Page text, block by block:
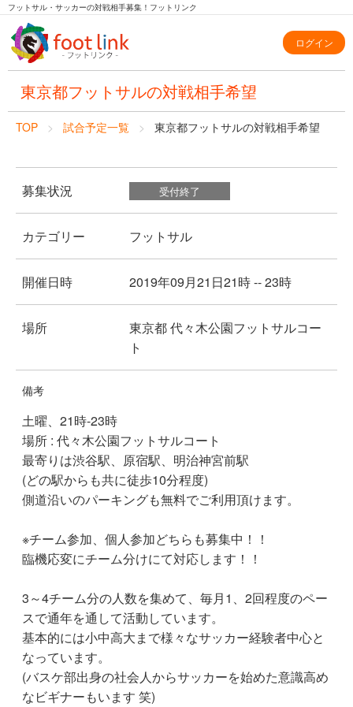
フットサル・サッカーの対戦相手募集！フットリンク
ログイン
東京都フットサルの対戦相手希望
TOP 試合予定一覧 東京都フットサルの対戦相手希望
募集状況 受付終了
カテゴリー フットサル
開催日時 2019年09月21日21時 -- 23時
場所
東京都 代々木公園フットサルコー
ト
備考
土曜、21時-23時
場所 : 代々木公園フットサルコート
最寄りは渋谷駅、原宿駅、明治神宮前駅
(どの駅からも共に徒歩10分程度)
側道沿いのパーキングも無料でご利用頂けます。
※チーム参加、個人参加どちらも募集中！！
臨機応変にチーム分けにて対応します！！
3～4チーム分の人数を集めて、毎月1、2回程度のペー
スで通年を通して活動しています。
基本的には小中高大まで様々なサッカー経験者中心と
なっています。
(バスケ部出身の社会人からサッカーを始めた意識高め
なビギナーもいます 笑)